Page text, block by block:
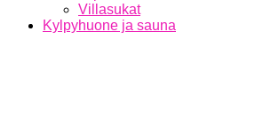
Villasukat
Kylpyhuone ja sauna